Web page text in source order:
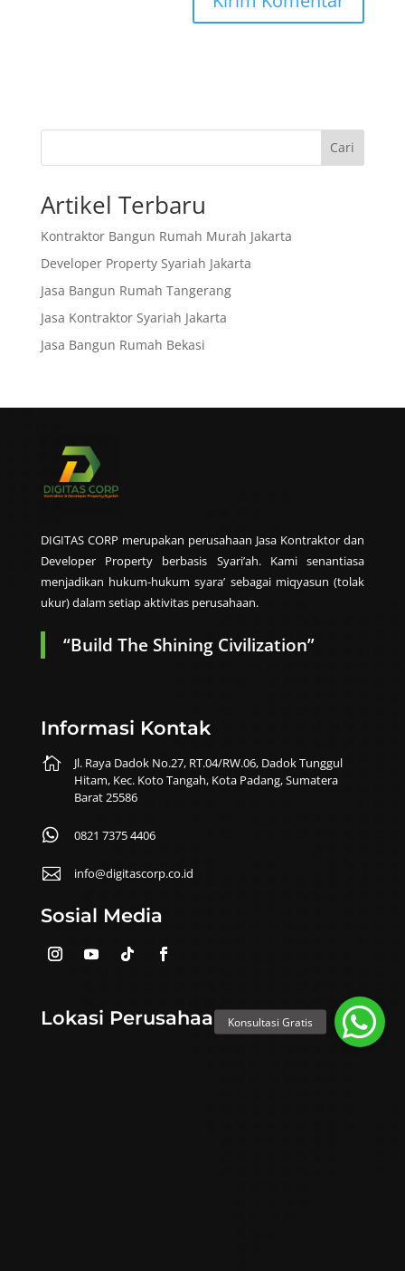
Cari
Artikel Terbaru
Kontraktor Bangun Rumah Murah Jakarta
Developer Property Syariah Jakarta
Jasa Bangun Rumah Tangerang
Jasa Kontraktor Syariah Jakarta
Jasa Bangun Rumah Bekasi
DIGITAS CORP merupakan perusahaan Jasa Kontraktor dan
Developer Property berbasis Syari’ah. Kami senantiasa
menjadikan hukum-hukum syara’ sebagai miqyasun (tolak
ukur) dalam setiap aktivitas perusahaan.
“Build The Shining Civilization”
Informasi Kontak

Jl. Raya Dadok No.27, RT.04/RW.06, Dadok Tunggul
Hitam, Kec. Koto Tangah, Kota Padang, Sumatera
Barat 25586
 0821 7375 4406
 info@digitascorp.co.id
Sosial Media
Lokasi Perusahaan